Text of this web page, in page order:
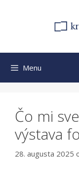
Menu
Čo mi
výstava
28. augusta 2025